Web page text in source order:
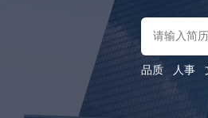
品质 人事